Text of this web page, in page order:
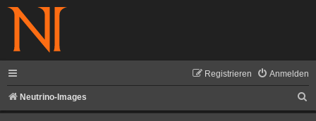
Anmelden
Registrieren
Neutrino-Images
u